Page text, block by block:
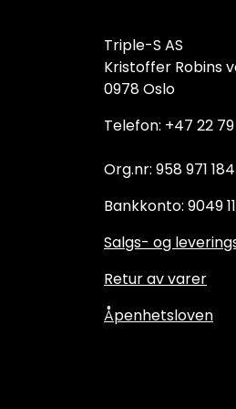
Triple-S AS
Kristoffer Robins
0978 Oslo
Telefon: +47 22
Org.nr: 958 971 184
Bankkonto: 9049 11
Salgs- og
Retur av varer
Åpenhetsloven